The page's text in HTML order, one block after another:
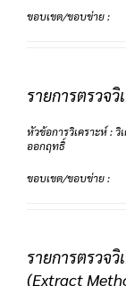
ขอบเขต/ขอบข่าย :
รายการตรวจวิ
หัวข้อการวิเคราะห์ :
ออกฤทธิ์
ขอบเขต/ขอบข่าย :
รายการตรวจวิ
(Extract